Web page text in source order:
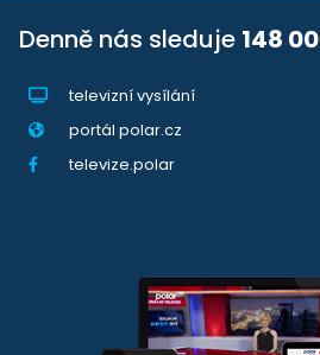
Denně nás sleduje 148
televizní vysílání
portál polar.cz
televize.polar